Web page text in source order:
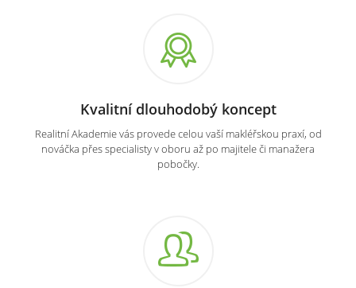
Kvalitní dlouhodobý koncept
Realitní Akademie vás provede celou vaší makléřskou praxí, od
nováčka přes specialisty v oboru až po majitele či manažera
pobočky.